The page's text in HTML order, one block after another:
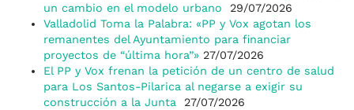
un cambio en el modelo urbano
29/07/2026
Valladolid Toma la Palabra: «PP y Vox agotan los
remanentes del Ayuntamiento para financiar
proyectos de “última hora”» 27/07/2026
El PP y Vox frenan la petición de un centro de salud
para Los Santos-Pilarica al negarse a exigir su
construcción a la Junta
27/07/2026